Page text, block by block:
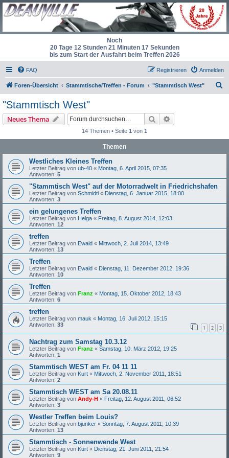
Noch
20 Tage 12 Stunden 21 Minuten 17 Sekunden
bis zum Start der Ausfahrt beim Treffen 2026
FAQ Anmelden
Registrieren
Foren-Übersicht Stammtische/Treffen - Forum "Stammtisch West"
"Stammtisch West"
Neues Thema Suche
14 Themen • Seite 1 von 1
Themen
Westliches Kleines Treffen
Letzter Beitrag von ub-40 « Montag, 6. April 2015, 07:35
Antworten: 5
"Stammtisch West" auf der Motorradwelt in Friedrichshafen
Letzter Beitrag von Schmidti « Dienstag, 6. Januar 2015, 18:00
Antworten: 3
ein gelungenes Treffen
Letzter Beitrag von Helga « Freitag, 8. August 2014, 12:03
Antworten: 12
treffen
Letzter Beitrag von Ewald « Mittwoch, 2. Juli 2014, 13:49
Antworten: 13
Treffen
Letzter Beitrag von Ewald « Dienstag, 11. Dezember 2012, 19:36
Antworten: 10
Treffen
Letzter Beitrag von Franz « Montag, 15. Oktober 2012, 18:43
Antworten: 6
treffen
Letzter Beitrag von mauk « Montag, 16. Juli 2012, 15:15
Antworten: 33 1 2 3
Nachtrag zum Samstag 10.3.12
Letzter Beitrag von Franz « Samstag, 10. März 2012, 19:25
Antworten: 1
Stammtisch WEST am Fr. 04 11 11
Letzter Beitrag von Kurt « Mittwoch, 2. November 2011, 18:51
Antworten: 2
Stammtisch WEST am Sa 20.08.11
Letzter Beitrag von Andy-H « Freitag, 12. August 2011, 06:52
Antworten: 3
Westler Treffen beim Louis?
Letzter Beitrag von bjunker « Sonntag, 7. August 2011, 10:39
Antworten: 13
Stammtisch - Sonnenwende West
Letzter Beitrag von Kurt « Dienstag, 21. Juni 2011, 21:54
Antworten: 9